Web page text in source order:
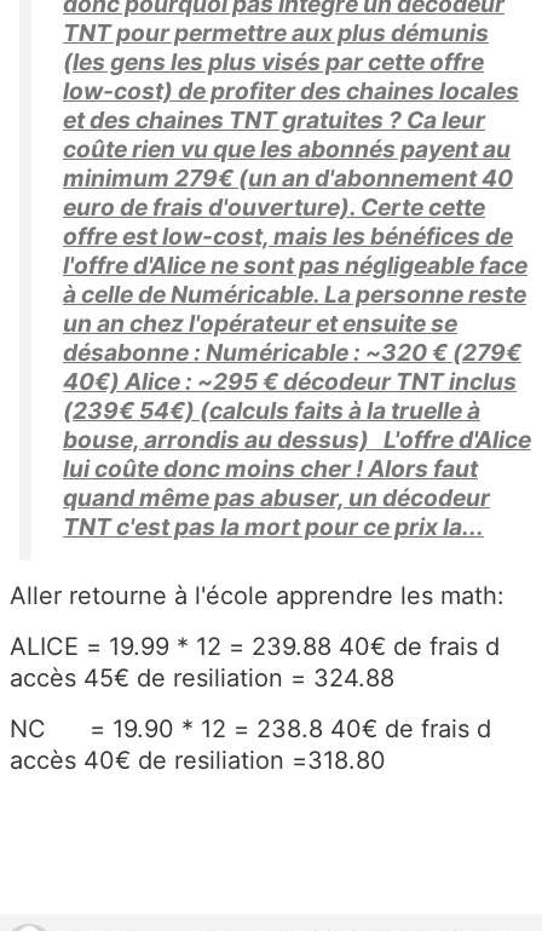
TNT pour permettre aux plus démunis
(les gens les plus visés par cette offre
low-cost) de profiter des chaines locales
et des chaines TNT gratuites ? Ca leur
coûte rien vu que les abonnés payent au
minimum 279€ (un an d'abonnement 40
euro de frais d'ouverture). Certe cette
offre est low-cost, mais les bénéfices de
l'offre d'Alice ne sont pas négligeable face
à celle de Numéricable. La personne reste
un an chez l'opérateur et ensuite se
désabonne : Numéricable : ~320 € (279€
40€) Alice : ~295 € décodeur TNT inclus
(239€ 54€) (calculs faits à la truelle à
bouse, arrondis au dessus) L'offre d'Alice
lui coûte donc moins cher ! Alors faut
quand même pas abuser, un décodeur
TNT c'est pas la mort pour ce prix la...
Aller retourne à l'école apprendre les math:
ALICE = 19.99 * 12 = 239.88 40€ de frais d
accès 45€ de resiliation = 324.88
NC = 19.90 * 12 = 238.8 40€ de frais d
accès 40€ de resiliation =318.80